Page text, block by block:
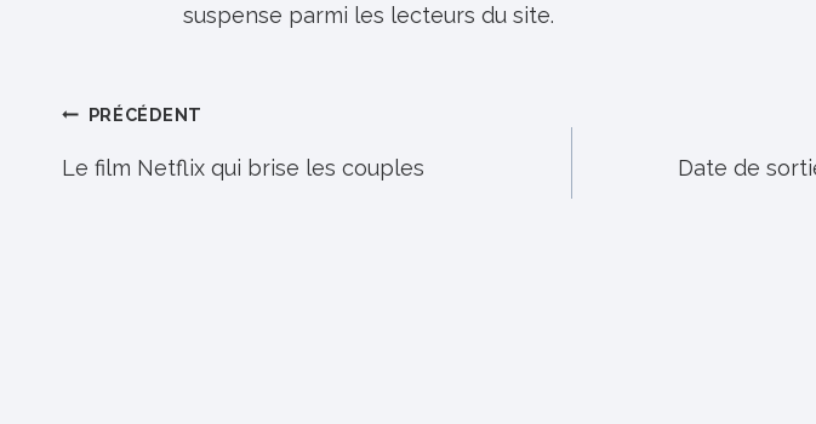
suspense parmi les lecteurs du site.
Navigation
de
PRÉCÉDENT
Le film Netflix qui brise les couples
Date de